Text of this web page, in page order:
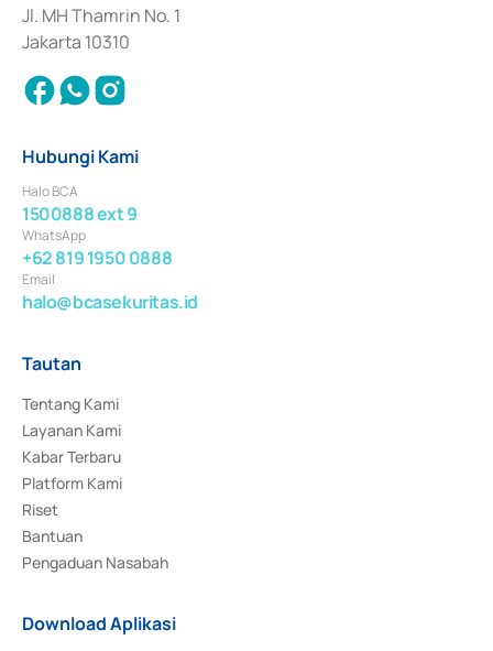
Jl. MH Thamrin No. 1
Jakarta 10310
Hubungi Kami
Halo BCA
1500888 ext 9
WhatsApp
+62 819 1950 0888
Email
halo@bcasekuritas.id
Tautan
Tentang Kami
Layanan Kami
Kabar Terbaru
Platform Kami
Riset
Bantuan
Pengaduan Nasabah
Download Aplikasi